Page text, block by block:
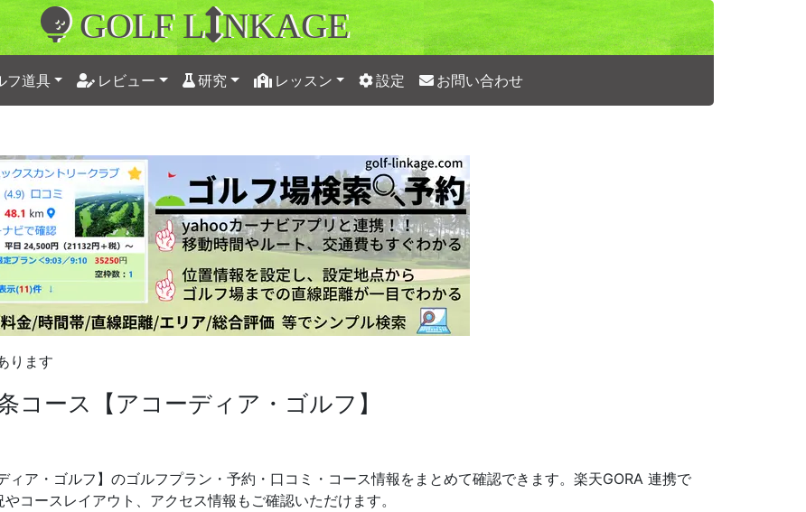
GOLF L NKAGE
フ道具 レビュー 研究 レッスン 設定 お問い合わせ
ります
コース【アコーディア・ゴルフ】
ア・ゴルフ】のゴルフプラン・予約・口コミ・コース情報をまとめて確認できます。楽天GORA 連携で
コースレイアウト、アクセス情報もご確認いただけます。